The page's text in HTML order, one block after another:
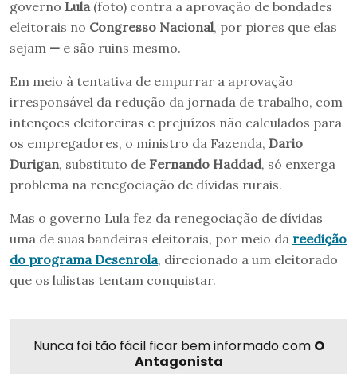
governo Lula (foto) contra a aprovação de bondades
eleitorais no Congresso Nacional, por piores que elas
sejam — e são ruins mesmo.
Em meio à tentativa de empurrar a aprovação
irresponsável da redução da jornada de trabalho, com
intenções eleitoreiras e prejuízos não calculados para
os empregadores, o ministro da Fazenda, Dario
Durigan, substituto de Fernando Haddad, só enxerga
problema na renegociação de dívidas rurais.
Mas o governo Lula fez da renegociação de dívidas
uma de suas bandeiras eleitorais, por meio da reedição
do programa Desenrola, direcionado a um eleitorado
que os lulistas tentam conquistar.
Nunca foi tão fácil ficar bem informado com O
Antagonista